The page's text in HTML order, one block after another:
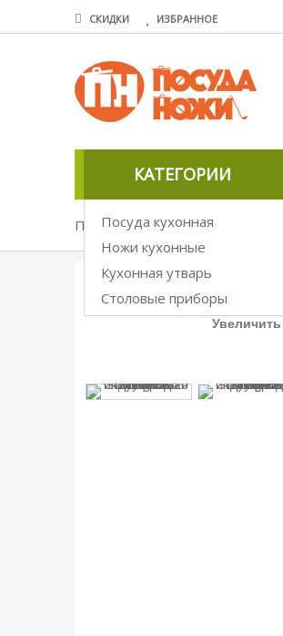
СКИДКИ ИЗБРАННОЕ
КАТЕГОРИИ
Посуда кухонная
Ножи кухонные
Кухонная утварь
Столовые приборы
Посуда кухонная Сковороды
Увеличить